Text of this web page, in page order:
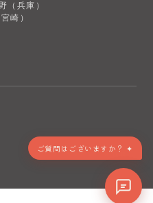
（兵庫）
崎）
> VIEW MORE
ご質問はございますか？ ✦